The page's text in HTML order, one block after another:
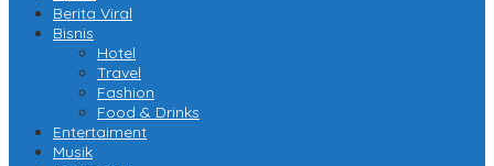
Berita Viral
Bisnis
Hotel
Travel
Fashion
Food & Drinks
Entertaiment
Musik